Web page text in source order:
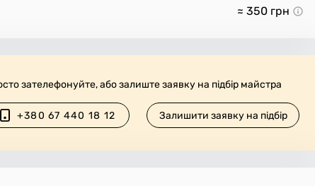
≈ 350 грн
зателефонуйте, або залиште заявку на підбір майстра
+380 67 440 18 12 Залишити заявку на підбір